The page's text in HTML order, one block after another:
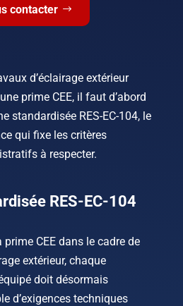
contacter
d’éclairage extérieur
prime CEE, il faut d’abord
standardisée RES-EC-104, le
qui fixe les critères
à respecter.
RES-EC-104
CEE dans le cadre de
extérieur, chaque
doit désormais
d’exigences techniques